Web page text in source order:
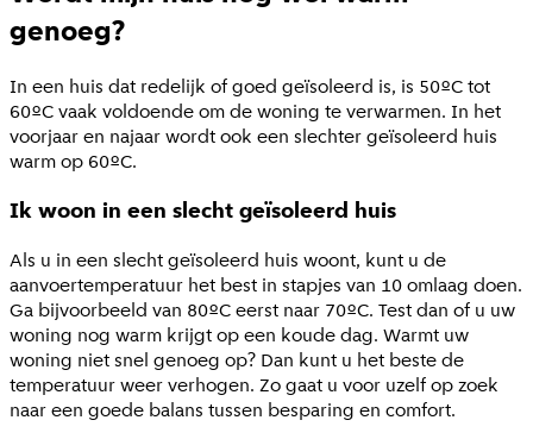
genoeg?
In een huis dat redelijk of goed geïsoleerd is, is 50ºC tot
60ºC vaak voldoende om de woning te verwarmen. In het
voorjaar en najaar wordt ook een slechter geïsoleerd huis
warm op 60ºC.
Ik woon in een slecht geïsoleerd huis
Als u in een slecht geïsoleerd huis woont, kunt u de
aanvoertemperatuur het best in stapjes van 10 omlaag doen.
Ga bijvoorbeeld van 80ºC eerst naar 70ºC. Test dan of u uw
woning nog warm krijgt op een koude dag. Warmt uw
woning niet snel genoeg op? Dan kunt u het beste de
temperatuur weer verhogen. Zo gaat u voor uzelf op zoek
naar een goede balans tussen besparing en comfort.